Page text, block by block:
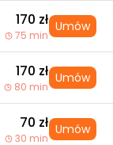
170 zł
75 min
Umów
170 zł
80 min
Umów
70 zł
30 min
Umów